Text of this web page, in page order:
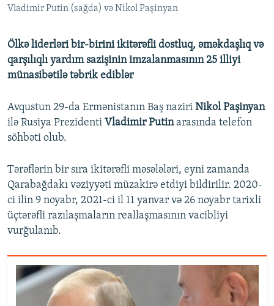
AZADLIQRADIOSU MOBIL TELEFONUNUZDA
XƏBƏR BÜLLETENLƏRIMIZ
RFE/RL-in bütün saytları
Vladimir Putin (sağda) və Nikol Paşinyan
Ölkə liderləri bir-birini ikitərəfli dostluq, əməkdaşlıq və
qarşılıqlı yardım sazişinin imzalanmasının 25 illiyi
münasibətilə təbrik ediblər
Avqustun 29-da Ermənistanın Baş naziri Nikol Paşinyan
ilə Rusiya Prezidenti Vladimir Putinarasında telefon
söhbəti olub.
Tərəflərin bir sıra ikitərəfli məsələləri, eyni zamanda
Qarabağdakı vəziyyəti müzakirə etdiyi bildirilir. 2020-
ci ilin 9 noyabr, 2021-ci il 11 yanvar və 26 noyabr tarixli
üçtərəfli razılaşmaların reallaşmasının vacibliyi
vurğulanıb.